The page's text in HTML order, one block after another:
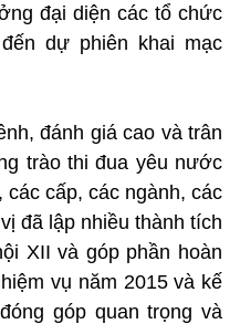
đại diện các tổ chức
dự phiên khai mạc
đánh giá cao và trân
trào thi đua yêu nước
cấp, các ngành, các
đã lập nhiều thành tích
XII và góp phần hoàn
vụ năm 2015 và kế
góp quan trọng và